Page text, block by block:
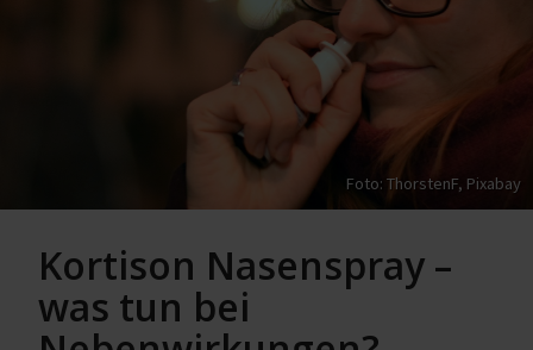
Foto: ThorstenF, Pixabay
Kortison Nasenspray –
was tun bei